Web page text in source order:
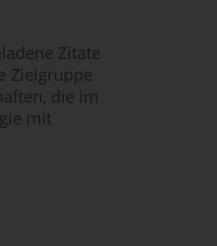
Zitate
Zielgruppe
die im
mit